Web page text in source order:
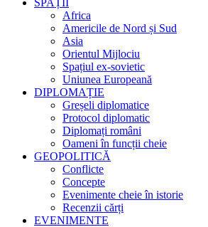
SPAȚII
Africa
Americile de Nord și Sud
Asia
Orientul Mijlociu
Spațiul ex-sovietic
Uniunea Europeană
DIPLOMAȚIE
Greșeli diplomatice
Protocol diplomatic
Diplomați români
Oameni în funcții cheie
GEOPOLITICĂ
Conflicte
Concepte
Evenimente cheie în istorie
Recenzii cărți
EVENIMENTE